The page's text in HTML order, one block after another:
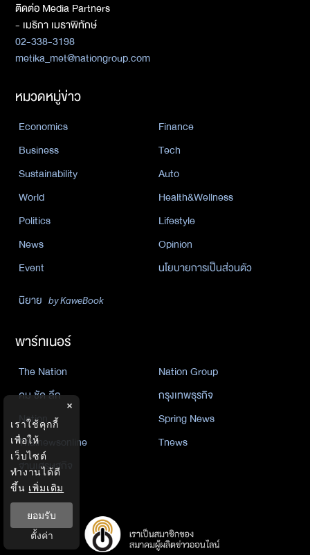
ติดต่อ Media Partners
- เมธิกา เมธาพิทักษ์
02-338-3198
metika_met@nationgroup.com
หมวดหมู่ข่าว
Economics
Finance
Business
Tech
Sustainability
Auto
World
Health&Wellness
Politics
Lifestyle
News
Opinion
Event
นโยบายการเป็นส่วนตัว
นิยาย by KaweBook
พาร์ทเนอร์
The Nation
Nation Group
คม ชัด ลึก
กรุงเทพธุรกิจ
Nation
Spring News
Thainewsonline
Tnews
ฐานเศรษฐกิจ
×
เราใช้คุกกี้
เพื่อให้
เว็บไซต์
ทำงานได้ดี
ขึ้น เพิ่มเติม
ยอมรับ
ตั้งค่า